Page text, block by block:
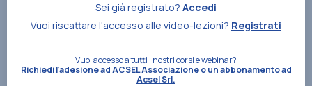
Sei già registrato? Accedi
Vuoi riscattare l'accesso alle video-lezioni? Registrati
Vuoi accesso a tutti i nostri corsi e webinar?
Richiedi l'adesione ad ACSEL Associazione o un abbonamento ad
Acsel Srl.